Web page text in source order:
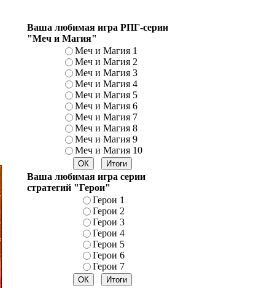
Ваша любимая игра РПГ-серии
"Меч и Магия"
Меч и Магия 1
Меч и Магия 2
Меч и Магия 3
Меч и Магия 4
Меч и Магия 5
Меч и Магия 6
Меч и Магия 7
Меч и Магия 8
Меч и Магия 9
Меч и Магия 10
Ваша любимая игра серии
стратегий "Герои"
Герои 1
Герои 2
Герои 3
Герои 4
Герои 5
Герои 6
Герои 7